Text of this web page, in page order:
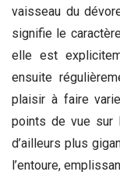
vaisseau du
signifie le
elle est
ensuite
plaisir à faire
points de vue sur
d’ailleurs plus
l’entoure,